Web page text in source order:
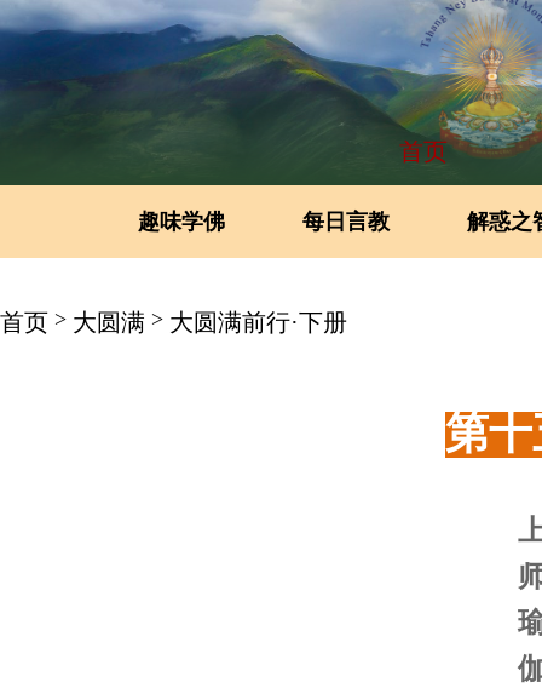
首页
趣味学佛 每日言教 解惑之
首页 > 大圆满 > 大圆满前行·下册
第